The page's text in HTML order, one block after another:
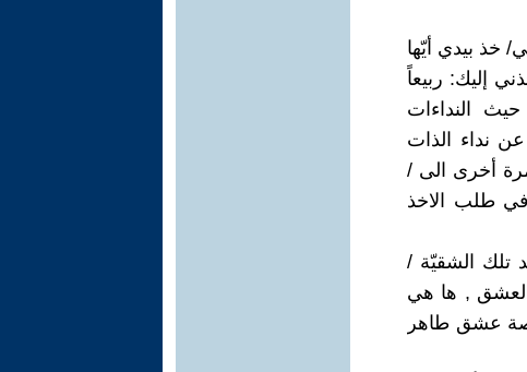
خذ بيدي أيّها
إليك: ربيعاً
النداءات
نداء الذات
أخرى الى /
في طلب الاخذ
تلك الشقيّة /
العشق , ها هي
عشق طاهر